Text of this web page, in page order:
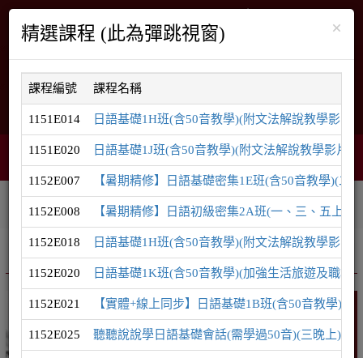
English 網站導覽
網頁選單
購物車 0
學員登入
課程系列
相關連結
推廣課程 日語系列
日語
×
精選課程 (此為彈跳視窗)
課程編號 課程名稱
1151E014 日語基礎1H班(含50音教學)(附文法解說教學影片
1151E020 日語基礎1J班(含50音教學)(附文法解說教學影片)(
1152E007 【暑期精修】日語基礎密集1E班(含50音教學)(二
1152E008 【暑期精修】日語初級密集2A班(一、三、五上
1152E018 日語基礎1H班(含50音教學)(附文法解說教學影片
1152E020 日語基礎1K班(含50音教學)(加強生活旅遊及職場
1152E021 【實體+線上同步】日語基礎1B班(含50音教學)(
1152E025 聽聽說說學日語基礎會話(需學過50音)(三晚上)